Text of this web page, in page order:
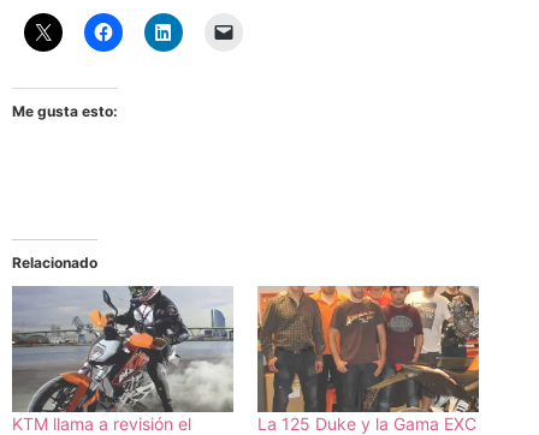
Me gusta esto:
Relacionado
KTM llama a revisión el
La 125 Duke y la Gama EXC